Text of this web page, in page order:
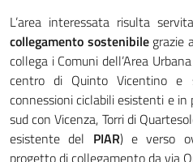
L’area interessata risulta
collegamento sostenibilegrazie
collega i Comuni dell’Area
centro di Quinto Vicentino
connessioni ciclabili esistenti e
sud con Vicenza, Torri di
esistente del PIAR) e verso
progetto di collegamento da via